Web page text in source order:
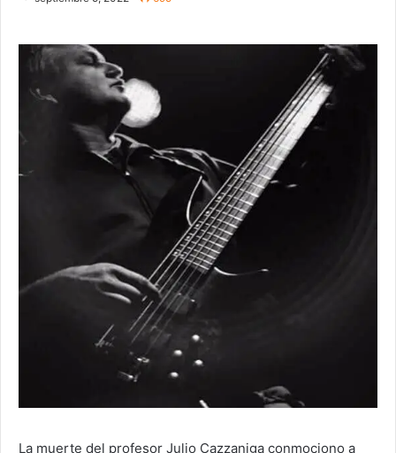
La muerte del profesor Julio Cazzaniga conmociono a